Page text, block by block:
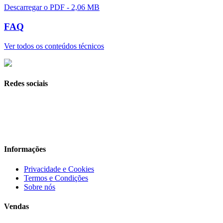
Descarregar o PDF - 2,06 MB
FAQ
Ver todos os conteúdos técnicos
Redes sociais
Informações
Privacidade e Cookies
Termos e Condições
Sobre nós
Vendas